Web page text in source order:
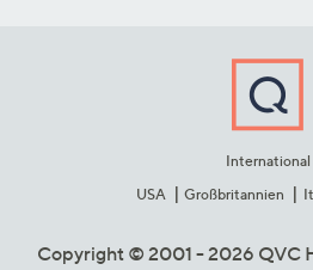
International
USA
Großbritannien
Copyright © 2001 - 2026 QVC